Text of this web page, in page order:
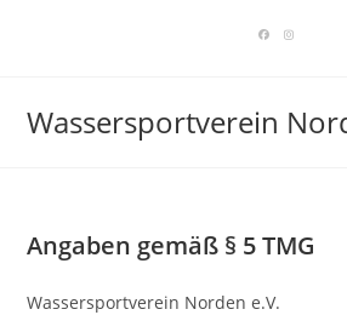
Wassersportverein
Angaben gemäß § 5 TMG
Wassersportverein Norden e.V.